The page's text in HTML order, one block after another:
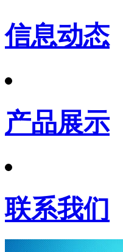
信息动态
产品展示
联系我们